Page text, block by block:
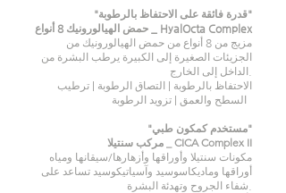
"قدرة فائقة على الاحتفاظ بالرطوبة"
حمض الهيالورونيك 8 أنواع _ HyalOcta Complex
مزيج من 8 أنواع من حمض الهيالورونيك من
الجزيئات الصغيرة إلى الكبيرة يرطب البشرة من
الاحتفاظ بالرطوبة | التصاق الرطوبة | ترطيب
"مستخدم كمكون طبي"
مركب سنتيلا _ CICA Complex II
مكونات سنتيلا وأوراقها وأزهارها/سيقانها ومياه
أوراقها وماديكاسوسيد وآسياتيكوسيد تساعد على